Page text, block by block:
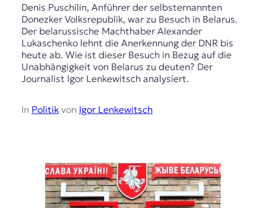
Denis Puschilin, Anführer der selbsternannten
Donezker Volksrepublik, war zu Besuch in Belarus.
Der belarussische Machthaber Alexander
Lukaschenko lehnt die Anerkennung der DNR bis
heute ab. Wie ist dieser Besuch in Bezug auf die
Unabhängigkeit von Belarus zu deuten? Der
Journalist Igor Lenkewitsch analysiert.
In Politikvon Igor Lenkewitsch